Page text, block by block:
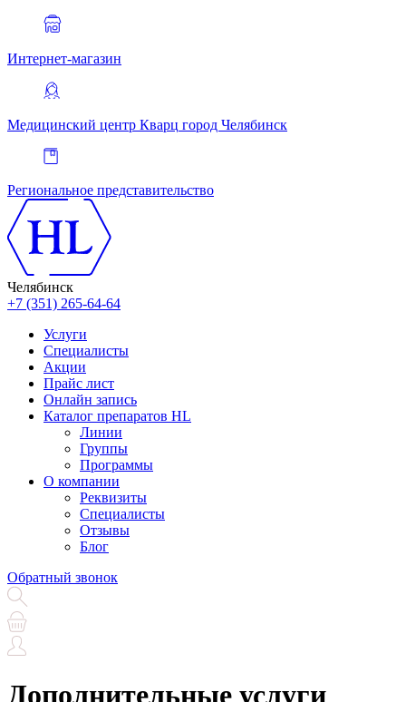
Интернет-магазин
Медицинский центр Кварц город Челябинск
Региональное представительство
Челябинск
+7 (351) 265-64-64
Услуги
Специалисты
Акции
Прайс лист
Онлайн запись
Каталог препаратов HL
Линии
Группы
Программы
О компании
Реквизиты
Специалисты
Отзывы
Блог
Обратный звонок
Дополнительные услуги